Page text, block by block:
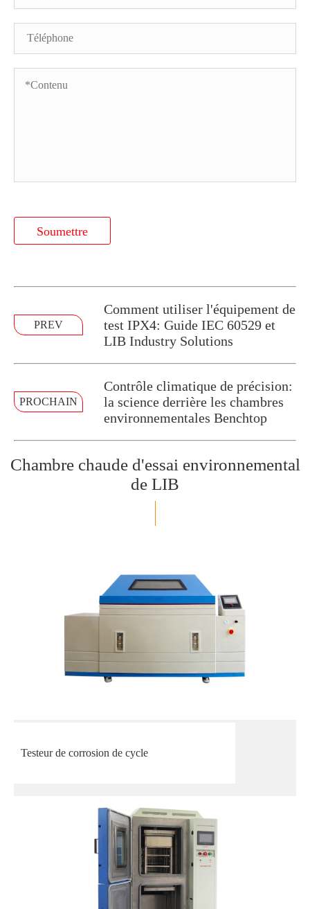
Soumettre
PREV
Comment utiliser l'équipement de
test IPX4: Guide IEC 60529 et
LIB Industry Solutions
PROCHAIN
Contrôle climatique de précision:
la science derrière les chambres
environnementales Benchtop
Chambre chaude d'essai environnemental
de LIB
Testeur de corrosion de cycle